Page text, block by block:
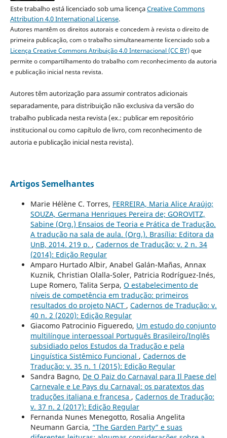
Este trabalho está licenciado sob uma licençaCreative Commons
Attribution 4.0 International License.
Autores mantêm os direitos autorais e concedem à revista o direito de
primeira publicação, com o trabalho simultaneamente licenciado sob a
Licença Creative Commons Atribuição 4.0 Internacional (CC BY)que
permite o compartilhamento do trabalho com reconhecimento da autoria
e publicação inicial nesta revista.
Autores têm autorização para assumir contratos adicionais
separadamente, para distribuição não exclusiva da versão do
trabalho publicada nesta revista (ex.: publicar em repositório
institucional ou como capítulo de livro, com reconhecimento de
autoria e publicação inicial nesta revista).
Artigos Semelhantes
Marie Hélène C. Torres, FERREIRA, Maria Alice Araújo;
SOUZA, Germana Henriques Pereira de; GOROVITZ,
Sabine (Org.) Ensaios de Teoria e Prática de Tradução.
A tradução na sala de aula. (Org.). Brasília: Editora da
UnB, 2014. 219 p. , Cadernos de Tradução: v. 2 n. 34
(2014): Edição Regular
Amparo Hurtado Albir, Anabel Galán-Mañas, Annax
Kuznik, Christian Olalla-Soler, Patricia Rodríguez-Inés,
Lupe Romero, Talita Serpa, O estabelecimento de
níveis de competência em tradução: primeiros
resultados do projeto NACT , Cadernos de Tradução: v.
40 n. 2 (2020): Edição Regular
Giacomo Patrocinio Figueredo, Um estudo do conjunto
multilíngue interpessoal Português Brasileiro/Inglês
subsidiado pelos Estudos da Tradução e pela
Linguística Sistêmico Funcional , Cadernos de
Tradução: v. 35 n. 1 (2015): Edição Regular
Sandra Bagno, De O Paiz do Carnaval para Il Paese del
Carnevale e Le Pays du Carnaval: os paratextos das
traduções italiana e francesa , Cadernos de Tradução:
v. 37 n. 2 (2017): Edição Regular
Fernanda Nunes Menegotto, Rosalia Angelita
Neumann Garcia, “The Garden Party” e suas